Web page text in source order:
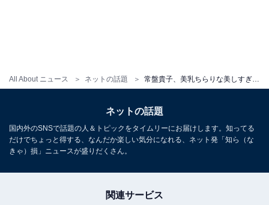
All About ニュース ネットの話題
ネットの話題
国内外のSNSで話題の人＆トピックをタイムリーにお届けします。知ってる
だけでちょっと得する、なんだか楽しい気分になれる、ネット発「知ら（な
きゃ）損」ニュースが盛りだくさん。
関連サービス